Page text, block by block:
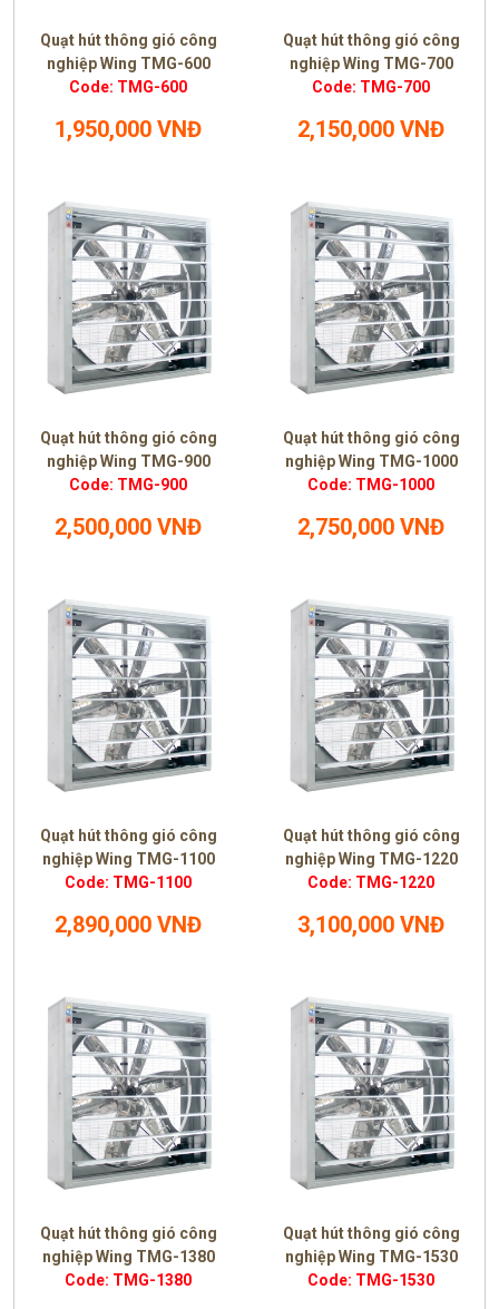
Quạt hút thông gió công
nghiệp Wing TMG-600
Code: TMG-600
1,950,000 VNĐ
Quạt hút thông gió công
nghiệp Wing TMG-700
Code: TMG-700
2,150,000 VNĐ
Quạt hút thông gió công
nghiệp Wing TMG-900
Code: TMG-900
2,500,000 VNĐ
Quạt hút thông gió công
nghiệp Wing TMG-1000
Code: TMG-1000
2,750,000 VNĐ
Quạt hút thông gió công
nghiệp Wing TMG-1100
Code: TMG-1100
2,890,000 VNĐ
Quạt hút thông gió công
nghiệp Wing TMG-1220
Code: TMG-1220
3,100,000 VNĐ
Quạt hút thông gió công
nghiệp Wing TMG-1380
Code: TMG-1380
Quạt hút thông gió công
nghiệp Wing TMG-1530
Code: TMG-1530